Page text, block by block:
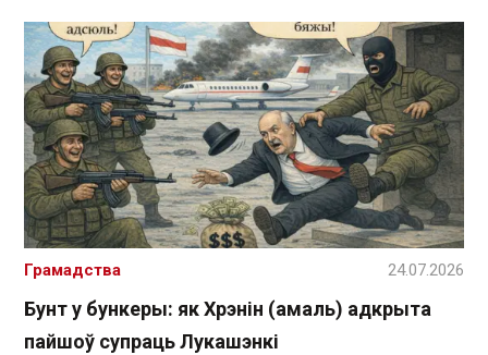
Бунт у бункеры: як Хрэнін (амаль) адкрыта
пайшоў супраць Лукашэнкі
Грамадства 24.07.2026